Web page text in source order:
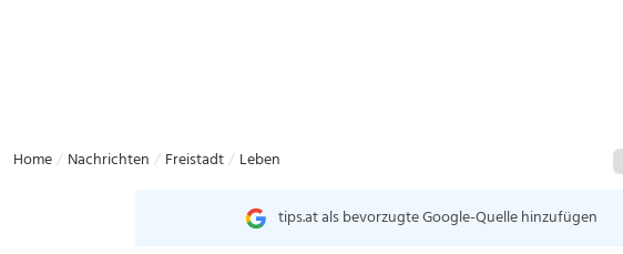
Home Nachrichten Freistadt Leben
tips.at als bevorzugte Google-Quelle hinzufügen